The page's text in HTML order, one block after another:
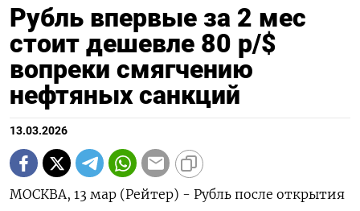
Рубль впервые за 2 мес
стоит дешевле 80 р/$
вопреки смягчению
нефтяных санкций
13.03.2026
МОСКВА, 13 мар (Рейтер) - Рубль после открытия